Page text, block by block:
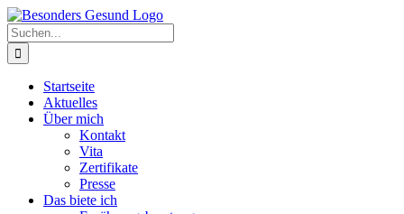
Zum
Inhalt
springen
Suche
nach:
Startseite
Aktuelles
Über mich
Kontakt
Vita
Zertifikate
Presse
Das biete ich